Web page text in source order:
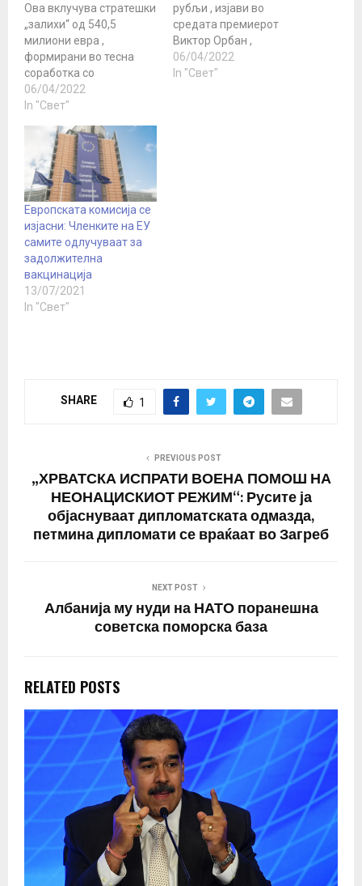
Ова вклучува стратешки
„залихи“ од 540,5
милиони евра ,
формирани во тесна
соработка со
Здравствената управа
за подготвеност и
случаи (ХЕРА). Овие
резерви ќе се состојат
од опрема и лекови,
вакцини и други
терапевтски средства
за третман на пациенти
изложени на итни
агенси на CBRN, како и
обезбедување опрема…
06/04/2022
In "Свет"
рубљи , изјави во
средата премиерот
Виктор Орбан ,
спротивно на одлуката
на Европската унија.
06/04/2022
In "Свет"
Европската комисија се
изјасни: Членките на ЕУ
самите одлучуваат за
задолжителна
вакцинација
13/07/2021
In "Свет"
SHARE 1
PREVIOUS POST
„ХРВАТСКА ИСПРАТИ ВОЕНА ПОМОШ НА
НЕОНАЦИСКИОТ РЕЖИМ“: Русите ја
објаснуваат дипломатската одмазда,
петмина дипломати се враќаат во Загреб
NEXT POST
Албанија му нуди на НАТО поранешна
советска поморска база
RELATED POSTS